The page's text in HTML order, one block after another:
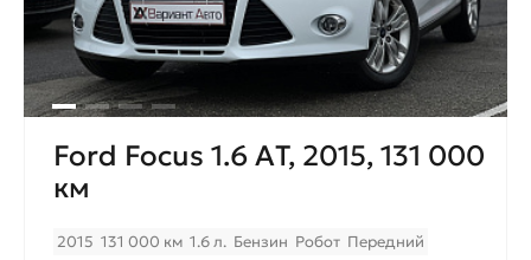
Ford Focus 1.6 АT, 2015, 131 000
км
2015 131 000 км 1.6 л. Бензин Робот Передний